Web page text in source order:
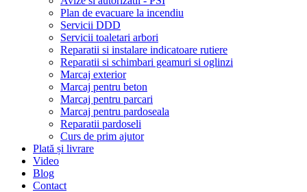
Plan de evacuare la incendiu
Servicii DDD
Servicii toaletari arbori
Reparatii si instalare indicatoare rutiere
Reparatii si schimbari geamuri si oglinzi
Marcaj exterior
Marcaj pentru beton
Marcaj pentru parcari
Marcaj pentru pardoseala
Reparatii pardoseli
Curs de prim ajutor
Plată și livrare
Video
Blog
Contact